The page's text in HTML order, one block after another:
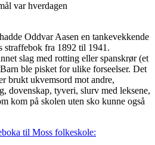
var hverdagen
Oddvar Aasen en tankevekkende
straffebok fra 1892 til 1941.
slag med rotting eller spanskrør (et
ble pisket for ulike forseelser. Det
brukt ukvemsord mot andre,
dovenskap, tyveri, slurv med leksene,
kom på skolen uten sko kunne også
til Moss folkeskole: